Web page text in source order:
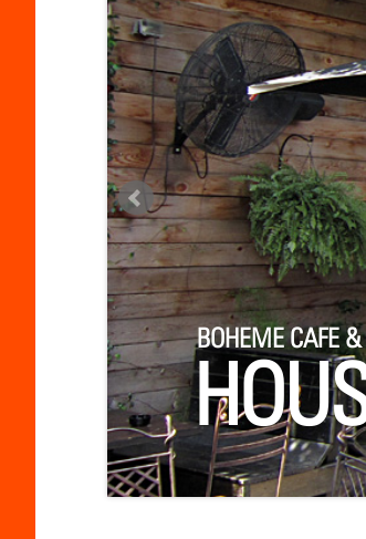
BOHEME CAFE